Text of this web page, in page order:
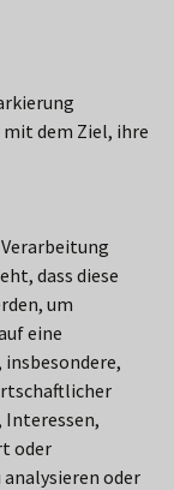
dem Ziel, ihre
dass diese
um
eine
Interessen,
oder
oder